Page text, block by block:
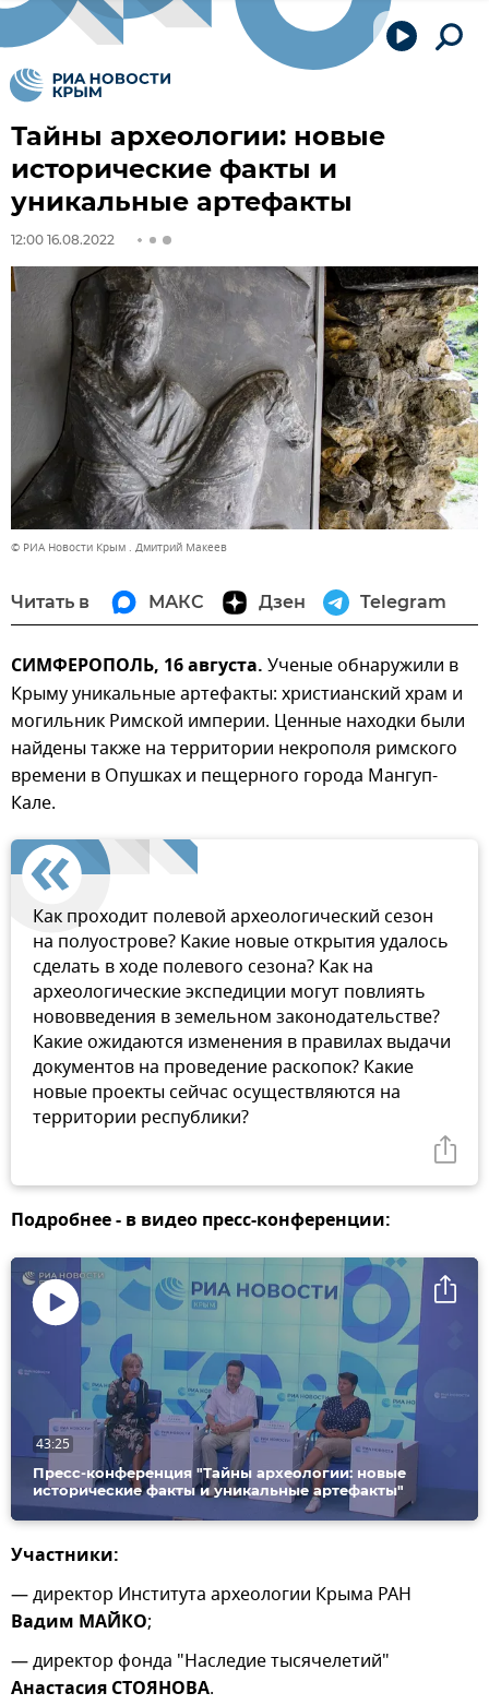
Тайны археологии: новые
исторические факты и
уникальные артефакты
12:00 16.08.2022
© РИА Новости Крым . Дмитрий Макеев
Читать в МАКС Дзен Telegram
СИМФЕРОПОЛЬ, 16 августа. Ученые обнаружили в
Крыму уникальные артефакты: христианский храм и
могильник Римской империи. Ценные находки были
найдены также на территории некрополя римского
времени в Опушках и пещерного города Мангуп-
Кале.
Как проходит полевой археологический сезон
на полуострове? Какие новые открытия удалось
сделать в ходе полевого сезона? Как на
археологические экспедиции могут повлиять
нововведения в земельном законодательстве?
Какие ожидаются изменения в правилах выдачи
документов на проведение раскопок? Какие
новые проекты сейчас осуществляются на
территории республики?
Подробнее - в видео пресс-конференции:
Воспроизвести
Пресс-конференция "Тайны археологии: новые
исторические факты и уникальные артефакты"
43:25
Участники:
— директор Института археологии Крыма РАН
Вадим МАЙКО;
— директор фонда "Наследие тысячелетий"
Анастасия СТОЯНОВА.